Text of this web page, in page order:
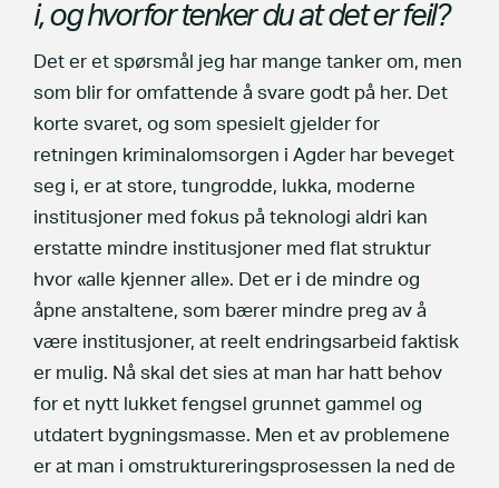
i, og hvorfor tenker du at det er feil?
Det er et spørsmål jeg har mange tanker om, men
som blir for omfattende å svare godt på her. Det
korte svaret, og som spesielt gjelder for
retningen kriminalomsorgen i Agder har beveget
seg i, er at store, tungrodde, lukka, moderne
institusjoner med fokus på teknologi aldri kan
erstatte mindre institusjoner med flat struktur
hvor «alle kjenner alle». Det er i de mindre og
åpne anstaltene, som bærer mindre preg av å
være institusjoner, at reelt endringsarbeid faktisk
er mulig. Nå skal det sies at man har hatt behov
for et nytt lukket fengsel grunnet gammel og
utdatert bygningsmasse. Men et av problemene
er at man i omstruktureringsprosessen la ned de